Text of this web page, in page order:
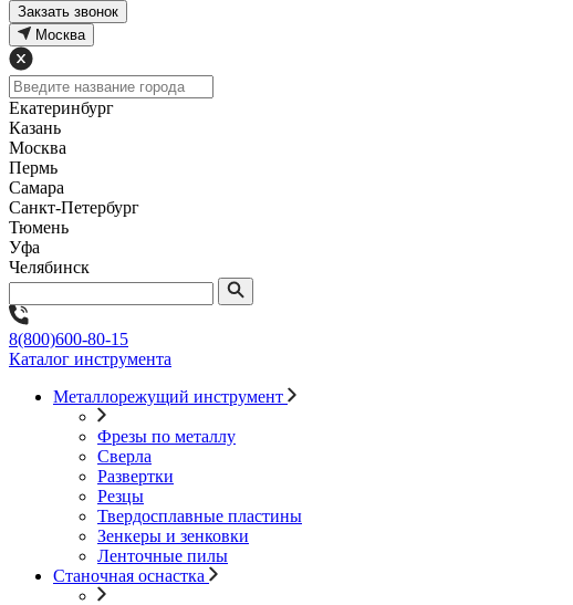
Закзать звонок
Москва
Екатеринбург
Казань
Москва
Пермь
Самара
Санкт-Петербург
Тюмень
Уфа
Челябинск
8(800)600-80-15
Каталог инструмента
Металлорежущий инструмент
Фрезы по металлу
Сверла
Развертки
Резцы
Твердосплавные пластины
Зенкеры и зенковки
Ленточные пилы
Станочная оснастка